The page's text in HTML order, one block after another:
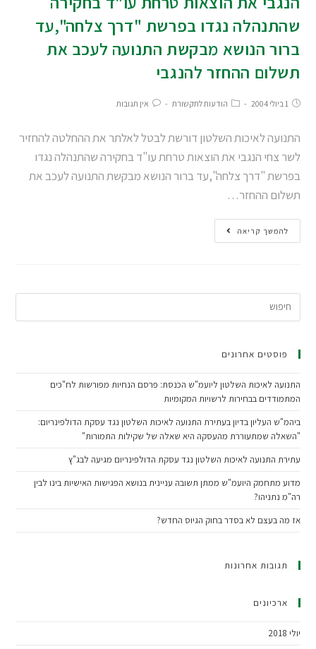
שהתנהלה נגדו בפרשת "דרך צלחה",עד
ברור הנושא מבקשת התנועה לעכב את
תשלום ההחזר להנגבי
1 ביולי 2004 הודעות לתקשורת אין תגובות
התנועה לאיכות השלטון דורשת לבטל לאלתר את ההחלטה להחזיר
לשר צחי הנגבי את הוצאות טרחת עו"ד בחקירה שהתנהלה נגדו
בפרשת "דרך צלחה",עד ברור הנושא מבקשת התנועה לעכב את
תשלום ההחזר…
להמשך קריאה
פוסטים אחרונים
התנועה לאיכות השלטון ליועמ"ש הכנסת: פרסם הנחיות מפורשות לח"כים
המתמודדים בבחירות לרשויות המקומיות
ביהמ"ש העליון בדיון בעתירת התנועה לאיכות השלטון נגד עסקת הדולפינריום:
"השאלה שמתעוררת מהעסקה היא שאלה של שקילות התמורות"
עתירת התנועה לאיכות השלטון נגד עסקת הדולפינריום מגיעה לבג"ץ
מדוע מתחמק היועמ"ש ממתן תשובה עניינית בנושא הפגישות האישיות בינו לבין
רה"מ נתניהו?
אז מה בעצם לא בסדר בחוק הגיוס החדש?
תגובות אחרונות
ארכיונים
יולי 2018